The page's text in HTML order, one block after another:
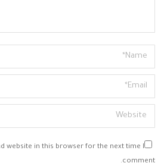
Name *
Email *
Website
website in this browser for the next time I
comment.